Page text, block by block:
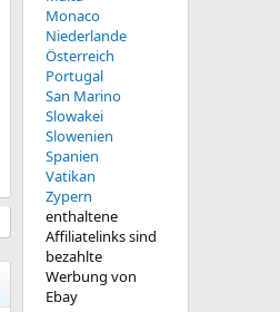
Monaco
Niederlande
Österreich
Portugal
San Marino
Slowakei
Slowenien
Spanien
Vatikan
Zypern
enthaltene
Affiliatelinks sind
bezahlte
Werbung von
Ebay